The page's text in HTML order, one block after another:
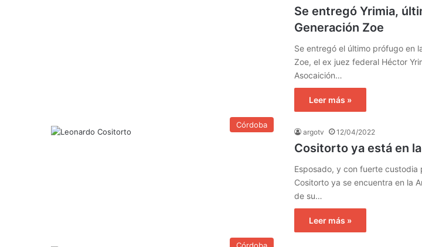
Se entregó Yrimia,
Generación Zoe
Se entregó el último prófugo en
Zoe, el ex juez federal Héctor
Asocaición…
Leer más »
Córdoba
argotv 12/04/2022
Cositorto ya está en
Esposado, y con fuerte custodia
Cositorto ya se encuentra en la
de su…
Leer más »